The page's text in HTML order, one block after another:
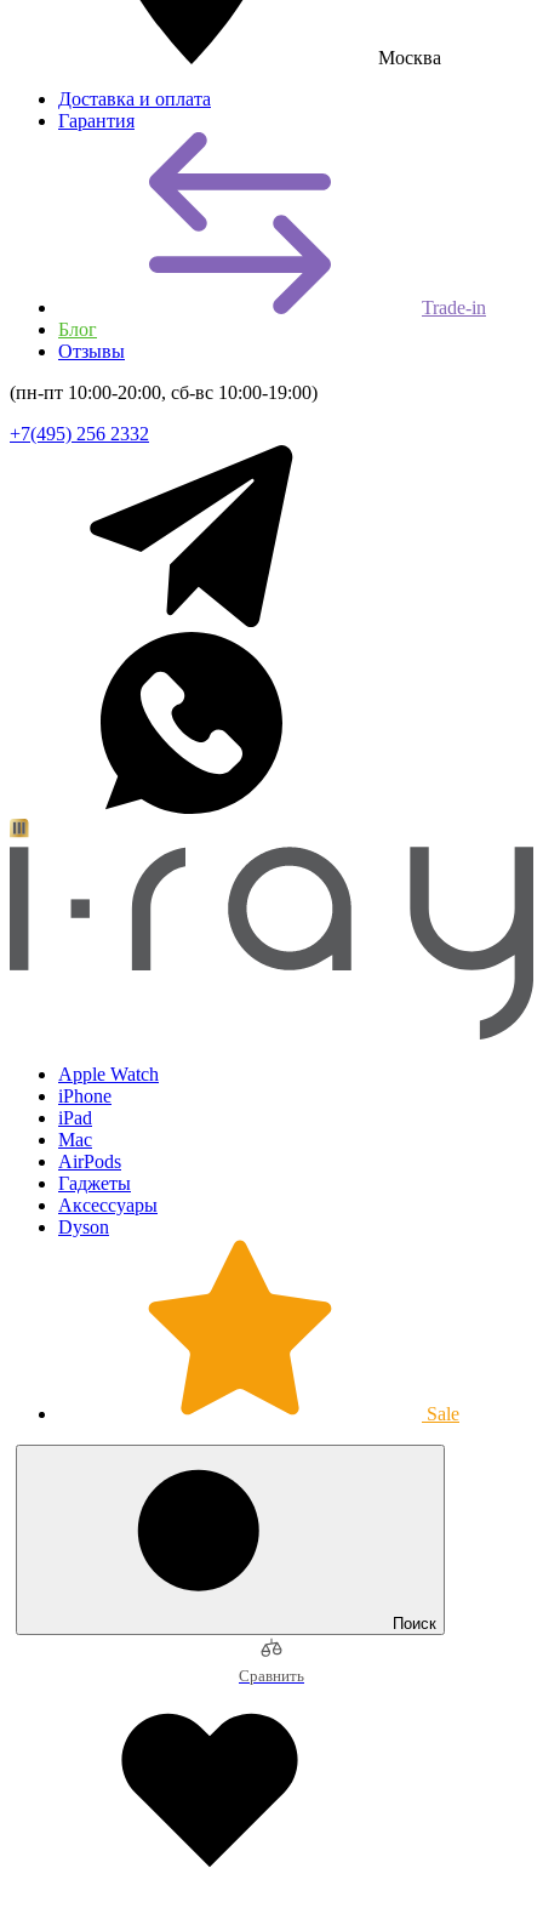
Москва
Доставка и оплата
Гарантия
Trade-in
Блог
Отзывы
(пн-пт 10:00-20:00, сб-вс 10:00-19:00)
+7(495) 256 2332
Apple Watch
iPhone
iPad
Mac
AirPods
Гаджеты
Аксессуары
Dyson
Sale
Поиск
Сравнить